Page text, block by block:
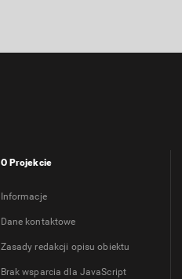
O Projekcie
Informacje
Dane kontaktowe
Zasady redakcji opisu obiektu
Brak wsparcia dla JavaScript